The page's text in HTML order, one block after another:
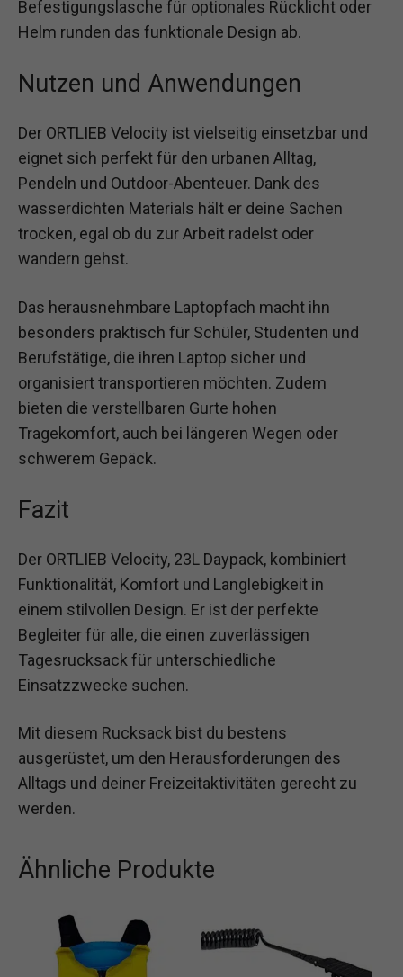
Befestigungslasche für optionales Rücklicht oder
Helm runden das funktionale Design ab.
Nutzen und Anwendungen
Der ORTLIEB Velocity ist vielseitig einsetzbar und
eignet sich perfekt für den urbanen Alltag,
Pendeln und Outdoor-Abenteuer. Dank des
wasserdichten Materials hält er deine Sachen
trocken, egal ob du zur Arbeit radelst oder
wandern gehst.
Das herausnehmbare Laptopfach macht ihn
besonders praktisch für Schüler, Studenten und
Berufstätige, die ihren Laptop sicher und
organisiert transportieren möchten. Zudem
bieten die verstellbaren Gurte hohen
Tragekomfort, auch bei längeren Wegen oder
schwerem Gepäck.
Fazit
Der ORTLIEB Velocity, 23L Daypack, kombiniert
Funktionalität, Komfort und Langlebigkeit in
einem stilvollen Design. Er ist der perfekte
Begleiter für alle, die einen zuverlässigen
Tagesrucksack für unterschiedliche
Einsatzzwecke suchen.
Mit diesem Rucksack bist du bestens
ausgerüstet, um den Herausforderungen des
Alltags und deiner Freizeitaktivitäten gerecht zu
werden.
Ähnliche Produkte